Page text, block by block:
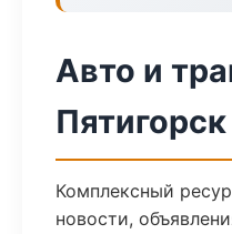
Авто и
Пятигорск
Комплексный
новости,